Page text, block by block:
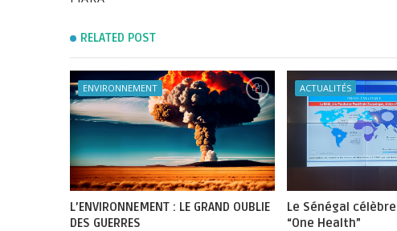
RELATED POST
ENVIRONNEMENT
L’ENVIRONNEMENT : LE GRAND OUBLIE
DES GUERRES
ACTUALITÉS
Le Sénégal
“One Health”